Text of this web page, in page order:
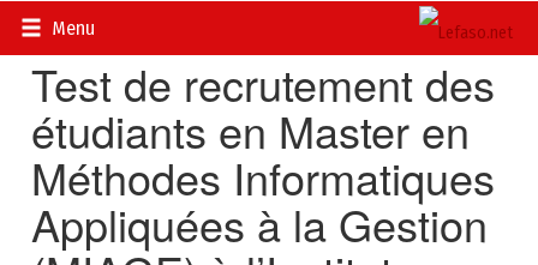
Menu
Accueil>
Test de recrutement des
étudiants en Master en
Méthodes Informatiques
Appliquées à la Gestion